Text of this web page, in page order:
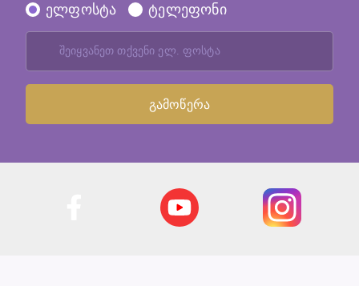
ელფოსტა ტელეფონი